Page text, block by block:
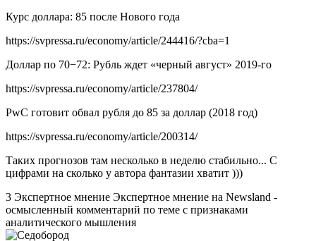
Курс доллара: 85 после Нового года
https://svpressa.ru/economy/article/244416/?cba=1
Доллар по 70−72: Рубль ждет «черный август» 2019-го
https://svpressa.ru/economy/article/237804/
PwC готовит обвал рубля до 85 за доллар (2018 год)
https://svpressa.ru/economy/article/200314/
Таких прогнозов там несколько в неделю стабильно... С
цифрами на сколько у автора фантазии хватит )))
3 Экспертное мнение Экспертное мнение на Newsland -
осмысленный комментарий по теме с признаками
аналитического мышления